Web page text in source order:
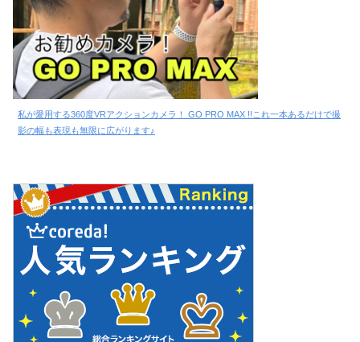
私が愛用する360度VRアクションカメラ！ GO PRO MAX !!これ一本あるだけで撮
影の幅も表現も無限に広がります♪